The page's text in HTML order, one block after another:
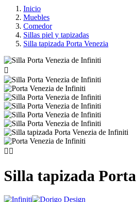
Inicio
Muebles
Comedor
Sillas piel y tapizadas
Silla tapizada Porta Venezia

 
Silla tapizada Porta